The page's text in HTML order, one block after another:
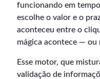
funcionando em
escolhe o valor e o
aconteceu entre o
mágica acontece — ou
Esse motor, que
validação de